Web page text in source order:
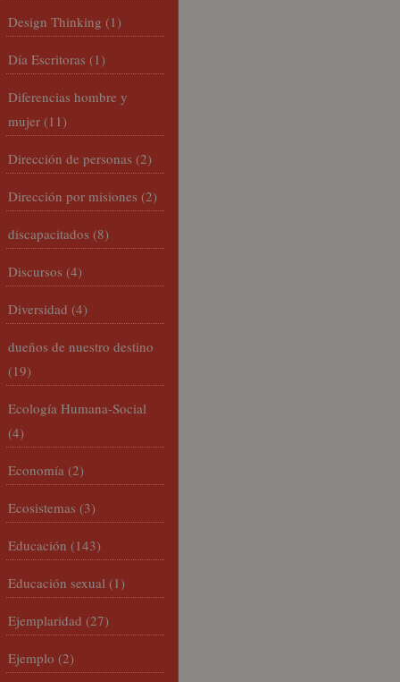
Design Thinking (1)
Día Escritoras (1)
Diferencias hombre y
mujer (11)
Dirección de personas (2)
Dirección por misiones (2)
discapacitados (8)
Discursos (4)
Diversidad (4)
dueños de nuestro destino
(19)
Ecología Humana-Social
(4)
Economía (2)
Ecosistemas (3)
Educación (143)
Educación sexual (1)
Ejemplaridad (27)
Ejemplo (2)